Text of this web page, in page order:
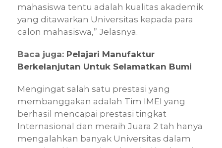
mahasiswa tentu adalah kualitas akademik
yang ditawarkan Universitas kepada para
calon mahasiswa,” Jelasnya.
Baca juga: Pelajari Manufaktur
Berkelanjutan Untuk Selamatkan Bumi
Mengingat salah satu prestasi yang
membanggakan adalah Tim IMEI yang
berhasil mencapai prestasi tingkat
Internasional dan meraih Juara 2 tah hanya
mengalahkan banyak Universitas dalam